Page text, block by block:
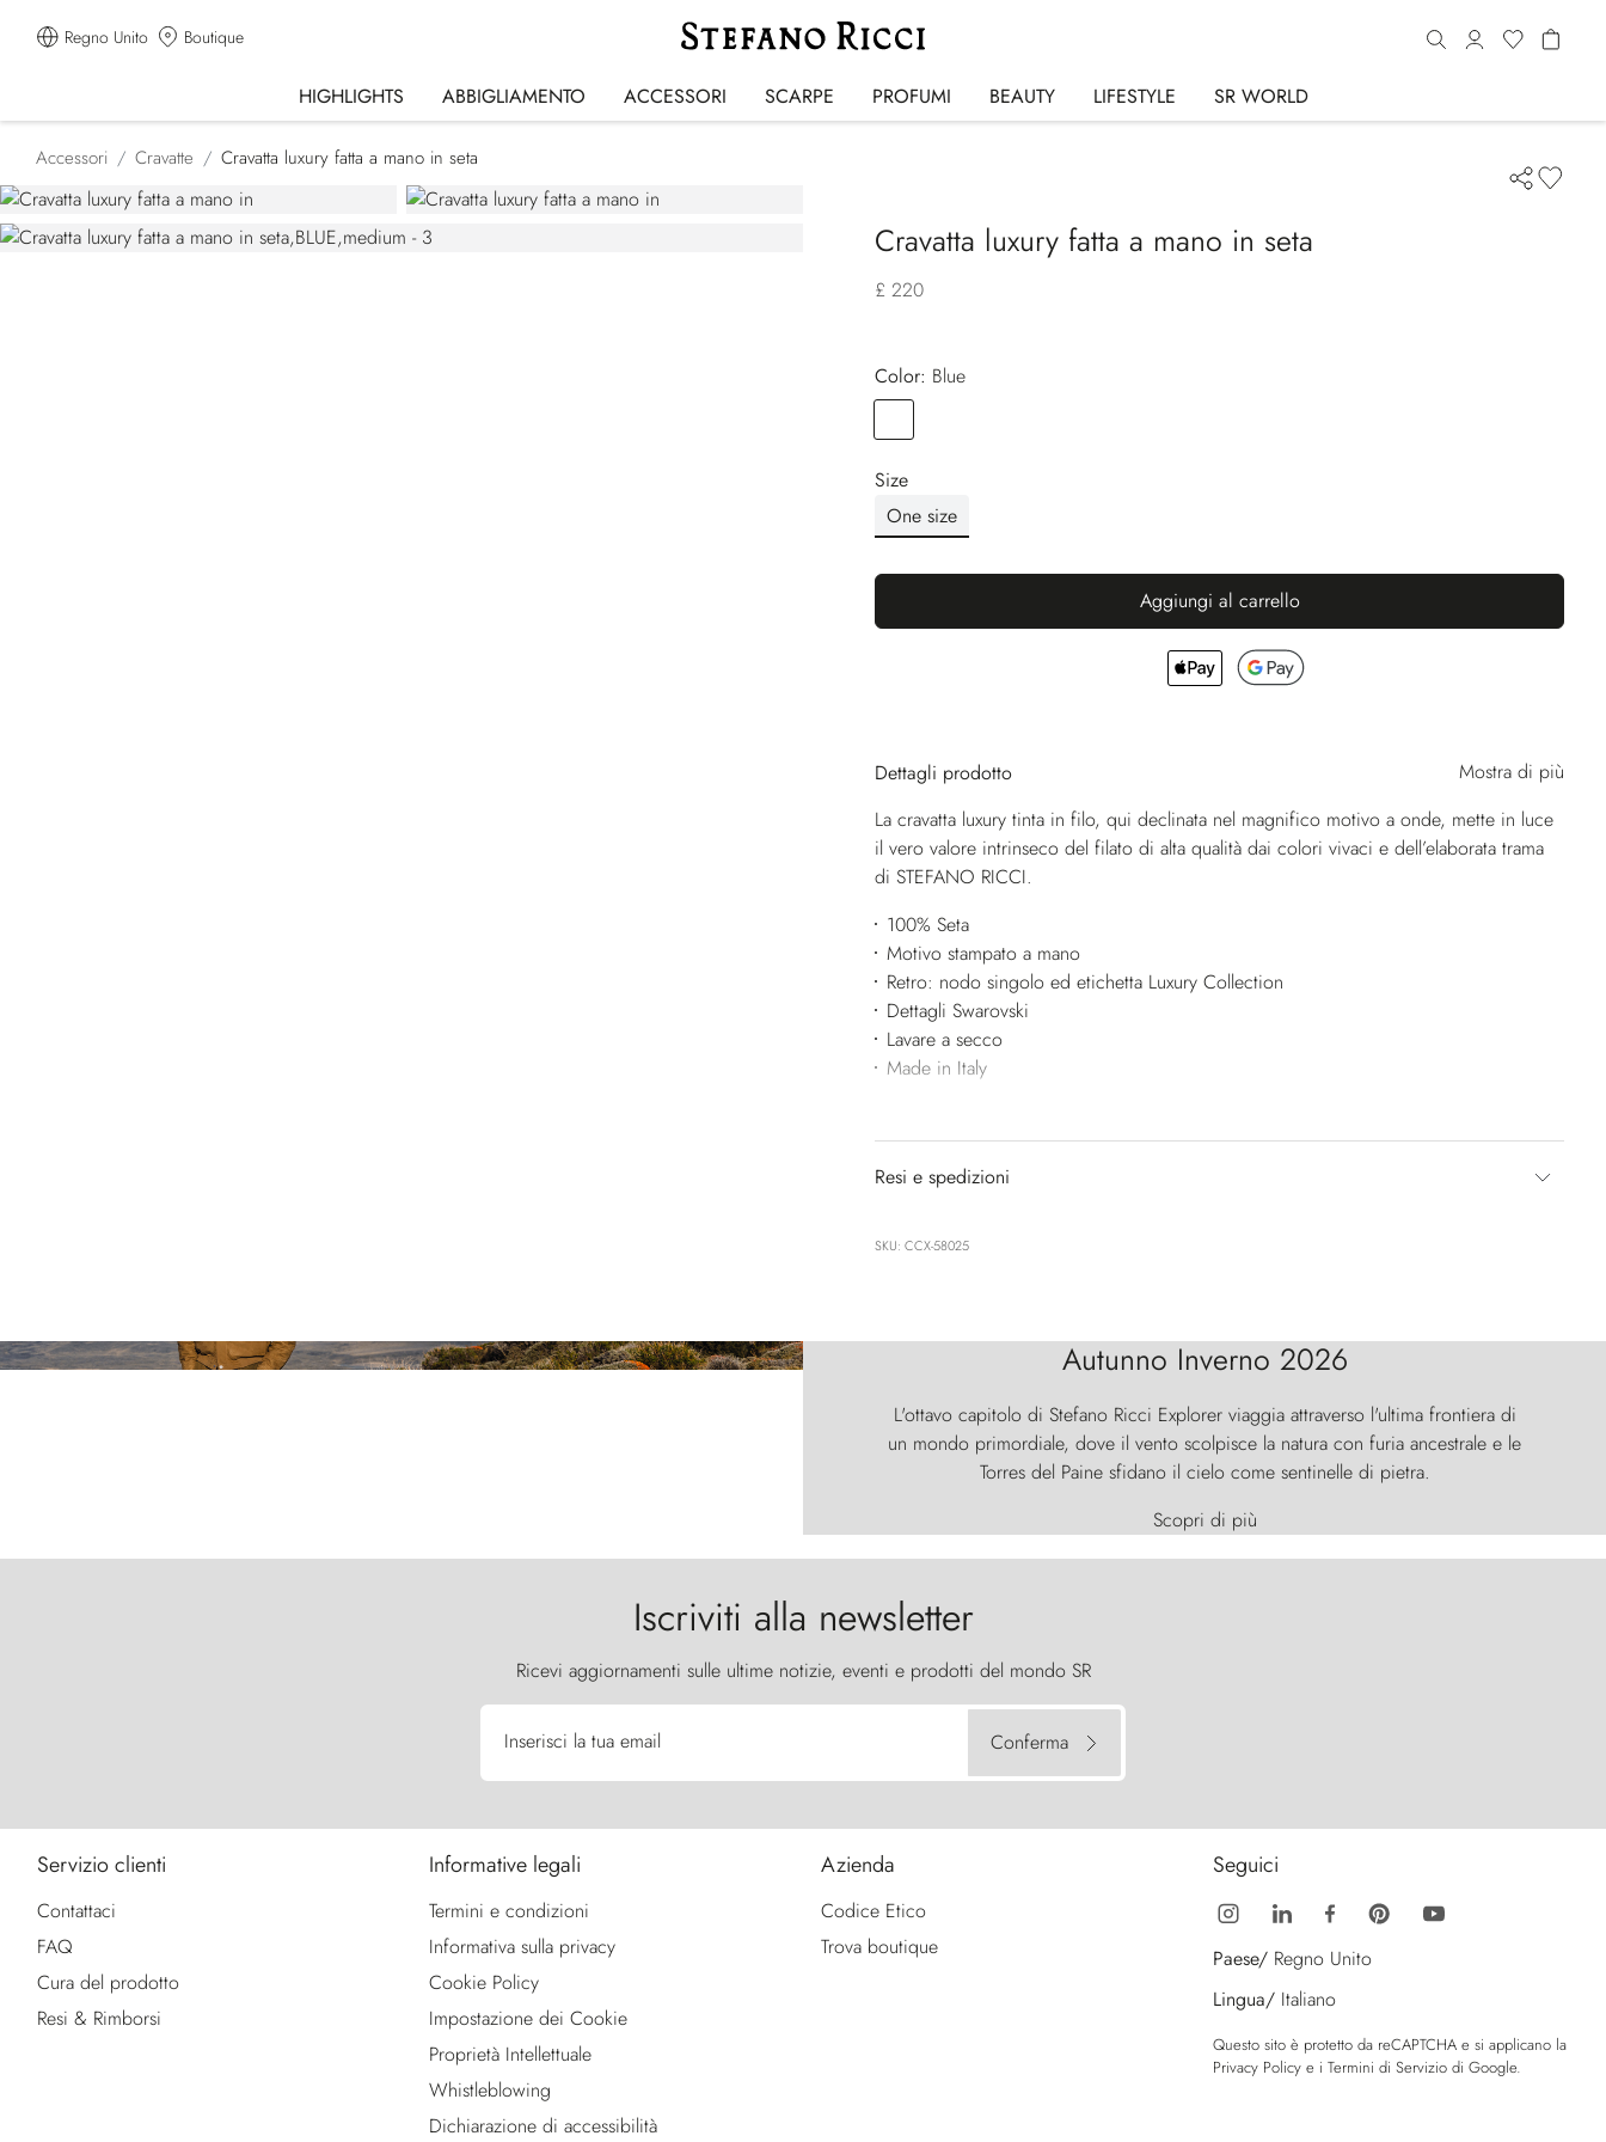
Regno Unito Boutique
HIGHLIGHTS ABBIGLIAMENTO ACCESSORI SCARPE PROFUMI BEAUTY LIFESTYLE SR WORLD
Accessori Cravatte Cravatta luxury fatta a mano in seta
Cravatta luxury fatta a mano in seta
£ 220
Color:
blue
Size
One size
Aggiungi al carrello
Dettagli prodotto
Mostra di più
La cravatta luxury tinta in filo, qui declinata nel magnifico motivo a onde, mette in luce
il vero valore intrinseco del filato di alta qualità dai colori vivaci e dell’elaborata trama
di STEFANO RICCI.
100% Seta
Motivo stampato a mano
Retro: nodo singolo ed etichetta Luxury Collection
Dettagli Swarovski
Lavare a secco
Made in Italy
Resi e spedizioni
SKU: CCX-58025
Autunno Inverno 2026
L'ottavo capitolo di Stefano Ricci Explorer viaggia attraverso l'ultima frontiera di
un mondo primordiale, dove il vento scolpisce la natura con furia ancestrale e le
Torres del Paine sfidano il cielo come sentinelle di pietra.
Scopri di più
Iscriviti alla newsletter
Ricevi aggiornamenti sulle ultime notizie, eventi e prodotti del mondo SR
Inserisci la tua email Conferma
Servizio clienti
Contattaci
FAQ
Cura del prodotto
Resi & Rimborsi
Informative legali
Termini e condizioni
Informativa sulla privacy
Cookie Policy
Impostazione dei Cookie
Proprietà Intellettuale
Whistleblowing
Dichiarazione di accessibilità
Azienda
Codice Etico
Trova boutique
Seguici
Paese/ Regno Unito
Lingua/ Italiano
Questo sito è protetto da reCAPTCHA e si applicano la
Privacy Policy e i Termini di Servizio di Google.